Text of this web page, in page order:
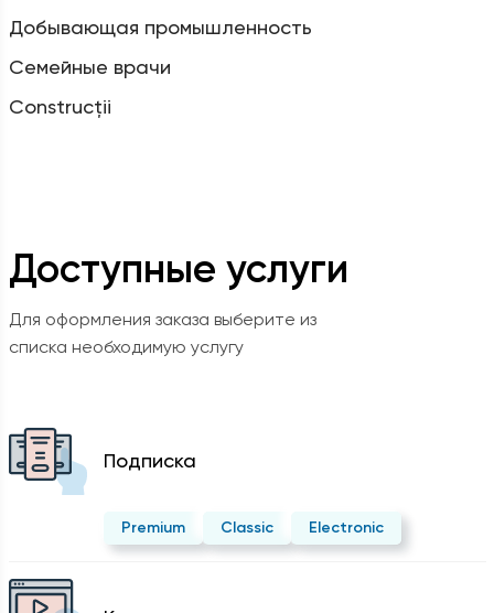
Добывающая промышленность
Семейные врачи
Construcții
Доступные услуги
Для оформления заказа выберите из
списка необходимую услугу
Подписка
Premium Classic Electronic